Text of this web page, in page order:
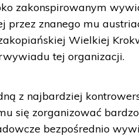
zakonspirowanym
przez znanego mu
Wielkiej
tej organizacji.
z najbardziej
się zorganizować
bezpośrednio